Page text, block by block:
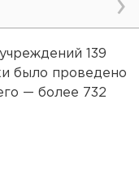
139
было проведено
— более 732